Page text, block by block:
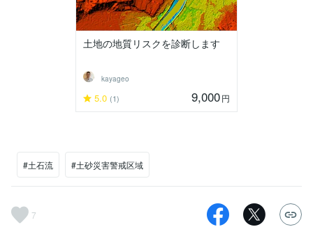
土地の地質リスクを診断します
kayageo
5.0 (1) 9,000円
#土石流 #土砂災害警戒区域
7